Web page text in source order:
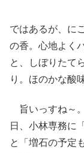
ではあるが、に
の香。心地よく
と、しぼりたて
り。ほのかな酸
旨いっすね～
日、小林専務に
と「増石の予定